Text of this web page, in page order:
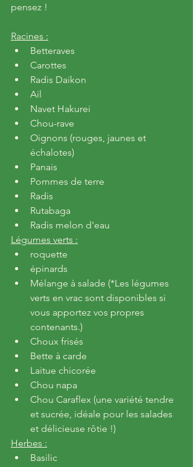
pensez !
Racines :
Betteraves
Carottes
Radis Daikon
Ail
Navet Hakurei
Chou-rave
Oignons (rouges, jaunes et
échalotes)
Panais
Pommes de terre
Radis
Rutabaga
Radis melon d'eau
Légumes verts :
roquette
épinards
Mélange à salade (*Les légumes
verts en vrac sont disponibles si
vous apportez vos propres
contenants.)
Choux frisés
Bette à carde
Laitue chicorée
Chou napa
Chou Caraflex (une variété tendre
et sucrée, idéale pour les salades
et délicieuse rôtie !)
Herbes :
Basilic